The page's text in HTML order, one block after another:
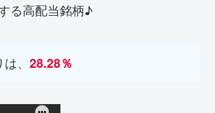
る高配当銘柄♪
、 28.28％